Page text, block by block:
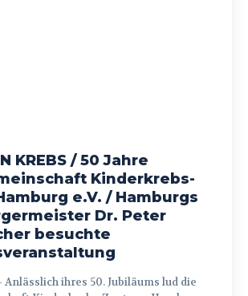
KREBS / 50 Jahre
Kinderkrebs-
e.V. / Hamburgs
Dr. Peter
besuchte